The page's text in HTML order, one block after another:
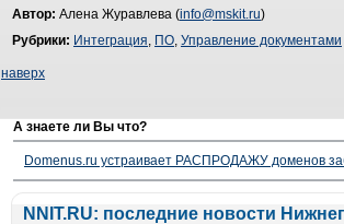
Автор: Алена Журавлева (info@mskit.ru)
Рубрики: Интеграция, ПО, Управление документами
наверх
А знаете ли Вы что?
Domenus.ru устраивает РАСПРОДАЖУ доменов
NNIT.RU: последние новости